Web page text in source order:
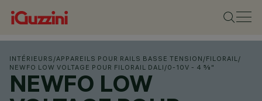
INTÉRIEURS /APPAREILS POUR RAILS BASSE TENSION /FILORAIL/
NEWFO LOW VOLTAGE POUR FILORAIL DALI/0-10V - 4 ⅝"
NEWFO LOW